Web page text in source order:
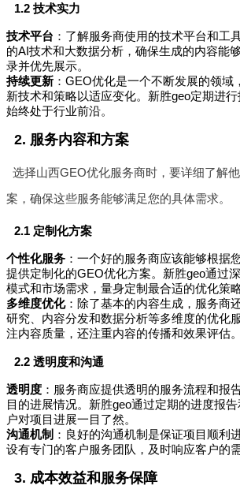
1.2 技术实力
技术平台 ：了解服务商使用的技术平台和工
的AI技术和大数据分析，确保生成的内容能
录并优先展示。
持续更新 ：GEO优化是一个不断发展的领域
新技术和策略以适应变化。新胜geo定期进
始终处于行业前沿。
2. 服务内容和方案
选择山西GEO优化服务商时，要详细了解
案，确保这些服务能够满足您的具体需求。
2.1 定制化方案
个性化服务 ：一个好的服务商应该能够根据
提供定制化的GEO优化方案。新胜geo通过
模式和市场需求，量身定制最合适的优化策略
多维度优化：除了基本的内容生成，服务商
研究、内容分发和数据分析等多维度的优化
注内容质量，还注重内容的传播和效果评估。
2.2 透明度和沟通
透明度 ：服务商应提供透明的服务流程和报
目的进展情况。新胜geo通过定期的进度报
户对项目进展一目了然。
沟通机制 ：良好的沟通机制是保证项目顺利
设有专门的客户服务团队，及时响应客户的
3. 成本效益和服务保障